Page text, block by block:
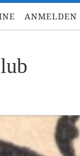
ANMELDEN